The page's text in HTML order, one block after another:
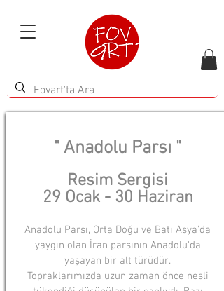
" Anadolu Parsı "
Resim Sergisi
29 Ocak - 30 Haziran
Anadolu Parsı, Orta Doğu ve Batı Asya'da
yaygın olan İran parsının Anadolu'da
yaşayan bir alt türüdür.
Topraklarımızda uzun zaman önce nesli